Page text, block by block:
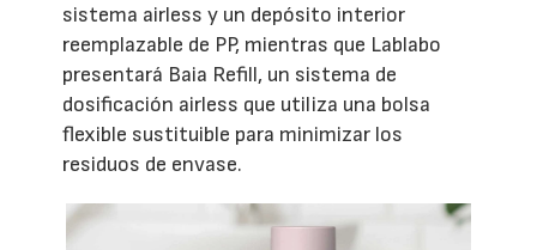
sistema airless y un depósito interior
reemplazable de PP, mientras que Lablabo
presentará Baia Refill, un sistema de
dosificación airless que utiliza una bolsa
flexible sustituible para minimizar los
residuos de envase.